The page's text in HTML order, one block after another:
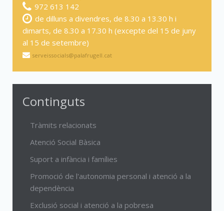
972 613 142
de dilluns a divendres, de 8.30 a 13.30 h i
dimarts, de 8.30 a 17.30 h (excepte del 15 de juny
al 15 de setembre)
serveissocials@palafrugell.cat
Continguts
Tràmits relacionats
Atenció Social Bàsica
Suport a infància i famílies
Promoció de l'autonomia personal i atenció a la
dependència
Exclusió social i atenció a la pobresa